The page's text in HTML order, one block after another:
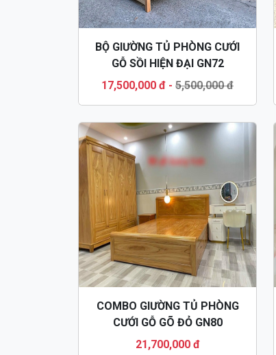
BỘ GIƯỜNG TỦ PHÒNG CƯỚI
GỖ SỒI HIỆN ĐẠI GN72
17,500,000 đ - 5,500,000 đ
COMBO GIƯỜNG TỦ PHÒNG
CƯỚI GỖ GÕ ĐỎ GN80
21,700,000 đ